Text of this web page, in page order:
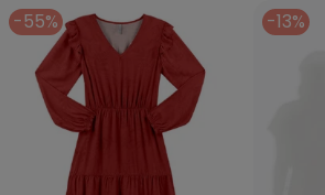
-55% -13%